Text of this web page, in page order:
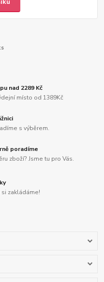
nad 2289 Kč
místo od 1389Kč
s výběrem.
poradíme
zboží? Jsme tu pro Vás.
zakládáme!